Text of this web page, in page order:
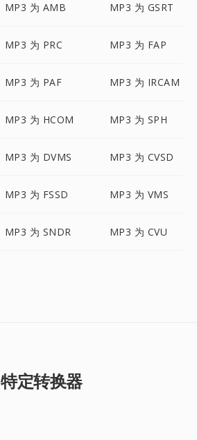
MP3 为 AMB MP3 为 GSRT
MP3 为 PRC MP3 为 FAP
MP3 为 PAF MP3 为 IRCAM
MP3 为 HCOM MP3 为 SPH
MP3 为 DVMS MP3 为 CVSD
MP3 为 FSSD MP3 为 VMS
MP3 为 SNDR MP3 为 CVU
特定转换器